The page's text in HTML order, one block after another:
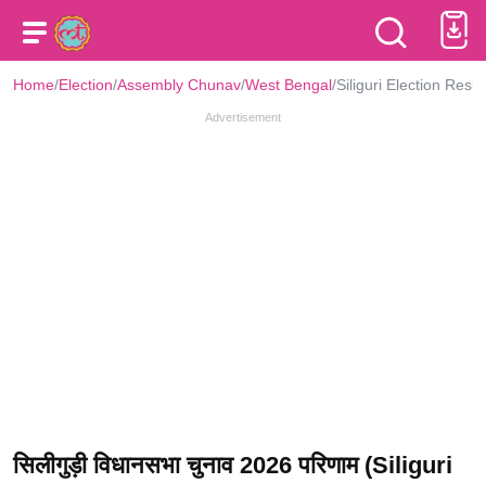
Home/Election/Assembly Chunav/West Bengal/Siliguri Election
Advertisement
सिलीगुड़ी विधानसभा चुनाव 2026 परिणाम (Siliguri